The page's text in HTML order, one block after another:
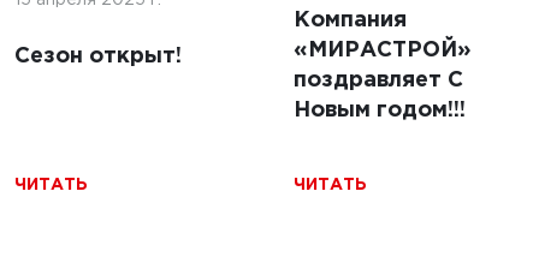
Сезон открыт!
ЧИТАТЬ
Компания
«МИРАСТРОЙ»
поздравляет С
Новым годом!!!
ЧИТАТЬ
подходы и
технологии